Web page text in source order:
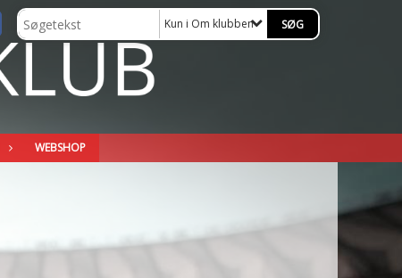
Kun i Om klubben
WEBSHOP